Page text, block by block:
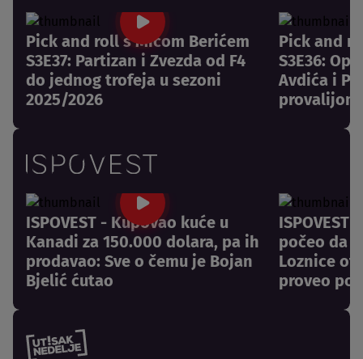
Pick and roll s Mićom Berićem
S3E37: Partizan i Zvezda od F4
do jednog trofeja u sezoni
2025/2026
Pick and
S3E36:
Avdića i
provalijom
ISPOVEST - Kupovao kuće u
Kanadi za 150.000 dolara, pa ih
prodavao: Sve o čemu je Bojan
Bjelić ćutao
počeo da
Loznice
proveo